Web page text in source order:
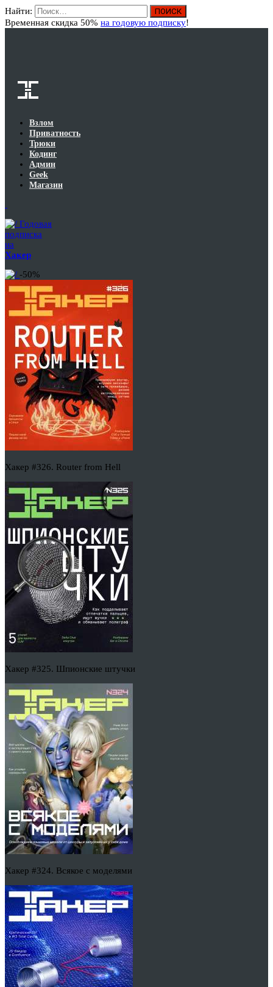
Найти:
Временная скидка 50% на годовую подписку!
Взлом
Приватность
Трюки
Кодинг
Админ
Geek
Магазин
Годовая
подписка
на
Хакер
-50%
Хакер #326. Router from Hell
Хакер #325. Шпионские штучки
Хакер #324. Всякое с моделями